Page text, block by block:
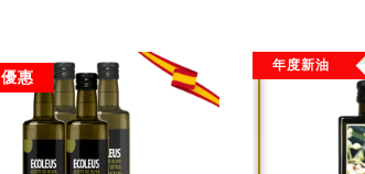
優惠
年度新油